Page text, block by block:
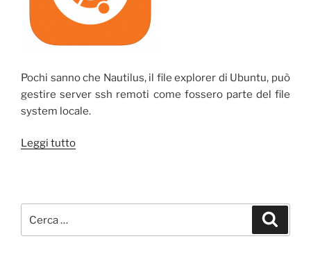
Pochi sanno che Nautilus, il file explorer di Ubuntu, può
gestire server ssh remoti come fossero parte del file
system locale.
Leggi tutto“Gestire